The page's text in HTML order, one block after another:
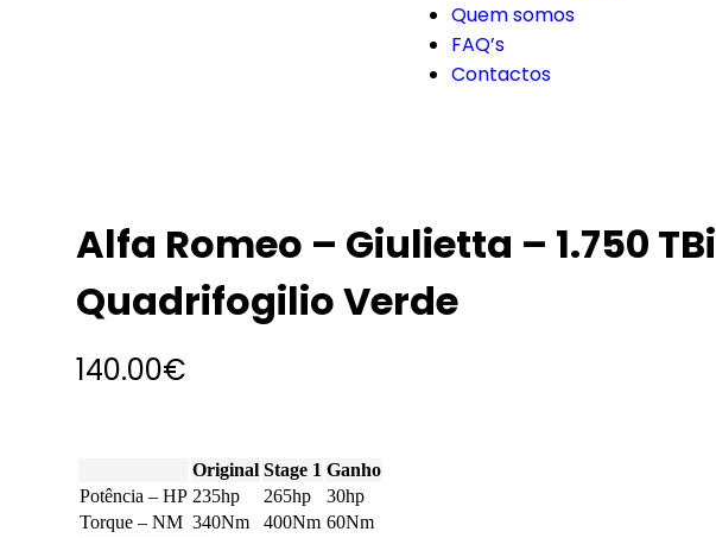
Quem somos
FAQ’s
Contactos
Alfa Romeo – Giulietta – 1.750 TBi
Quadrifogilio Verde
140.00€
Original Stage 1 Ganho
Potência – HP 235hp 265hp
30hp
Torque – NM 340Nm 400Nm 60Nm